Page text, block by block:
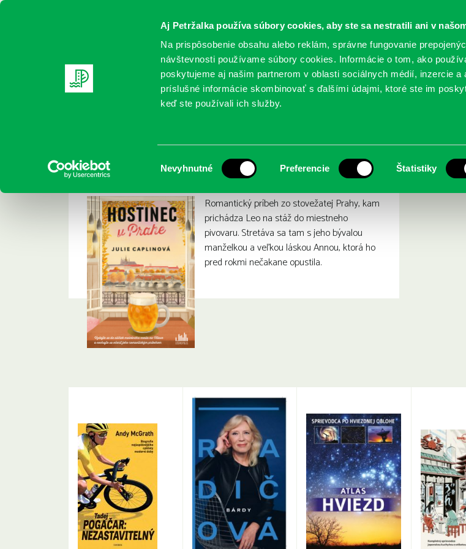
Aj Petržalka používa súbory cookies, aby ste sa nestratili ani v
Na prispôsobenie obsahu alebo reklám, správne fungovanie
návštevnosti používame súbory cookies. Informácie o tom, ako
poskytujeme aj našim partnerom v oblasti sociálnych médií, inzercie a
príslušné informácie skombinovať s ďalšími údajmi, ktoré ste im
keď ste používali ich služby.
súhlasu
Nevyhnutné Preferencie Štatistiky
REGISTRUJTE SA ONLINE KATALÓGY SLUŽBY PODUJATIA
Caplin, Julie: Hostinec v Prahe
Romantický príbeh zo stovežatej Prahy, kam
prichádza Leo na stáž do miestneho
pivovaru. Stretáva sa tam s jeho bývalou
manželkou a veľkou láskou Annou, ktorá ho
pred rokmi nečakane opustila.